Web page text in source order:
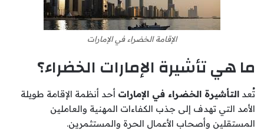
الإقامة الخضراء في الإمارات
ما هي تأشيرة الإمارات الخضراء؟
تُعد التأشيرة الخضراء في الإمارات أحد أنظمة الإقامة طويلة
الأمد التي تهدف إلى جذب الكفاءات المهنية والعاملين
المستقلين وأصحاب الأعمال الحرة والمستثمرين.